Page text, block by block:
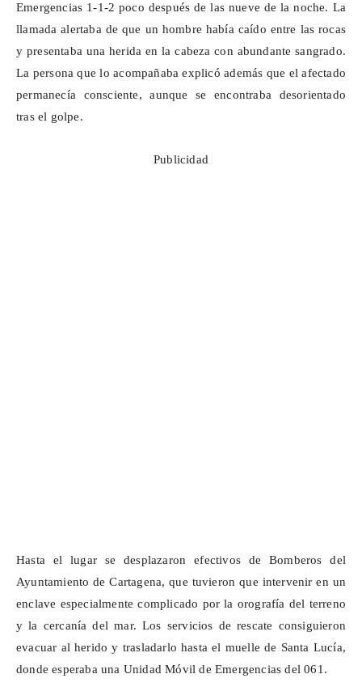
Emergencias 1-1-2 poco después de las nueve de la noche. La
llamada alertaba de que un hombre había caído entre las rocas
y presentaba una herida en la cabeza con abundante sangrado.
La persona que lo acompañaba explicó además que el afectado
permanecía consciente, aunque se encontraba desorientado
tras el golpe.
Publicidad
Hasta el lugar se desplazaron efectivos de Bomberos del
Ayuntamiento de Cartagena, que tuvieron que intervenir en un
enclave especialmente complicado por la orografía del terreno
y la cercanía del mar. Los servicios de rescate consiguieron
evacuar al herido y trasladarlo hasta el muelle de Santa Lucía,
donde esperaba una Unidad Móvil de Emergencias del 061.